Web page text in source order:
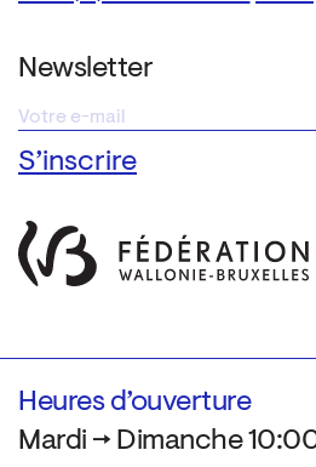
Newsletter
Heures d’ouverture
Mardi → Dimanche